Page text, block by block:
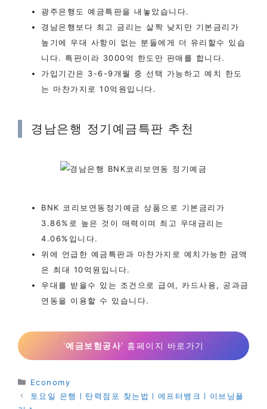
광주은행도 예금특판을 내놓았습니다.
경남은행보다 최고 금리는 살짝 낮지만 기본금리가
높기에 우대 사항이 없는 분들에게 더 유리할수 있습
니다. 특판이라 3000억 한도만 판매를 합니다.
가입기간은 3-6-9개월 중 선택 가능하고 예치 한도
는 마찬가지로 10억원입니다.
경남은행 정기예금특판 추천
BNK 코리보연동정기예금 상품으로 기본금리가
3.86%로 높은 것이 매력이며 최고 우대금리는
4.06%입니다.
위에 언급한 예금특판과 마찬가지로 예치가능한 금액
은 최대 10억원입니다.
우대를 받을수 있는 조건으로 급여, 카드사용, 공과금
연동을 이용할 수 있습니다.
‘예금보험공사‘ 홈페이지 바로가기
카
테
고
Economy
토요일 은행ㅣ탄력점포 찾는법ㅣ에프터뱅크ㅣ이브닝플